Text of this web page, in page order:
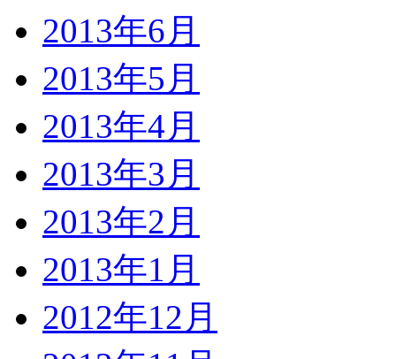
2013年6月
2013年5月
2013年4月
2013年3月
2013年2月
2013年1月
2012年12月